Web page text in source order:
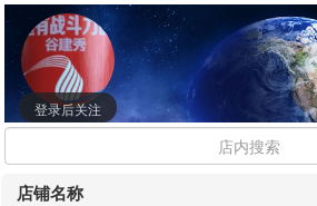
登录后关注
店铺名称